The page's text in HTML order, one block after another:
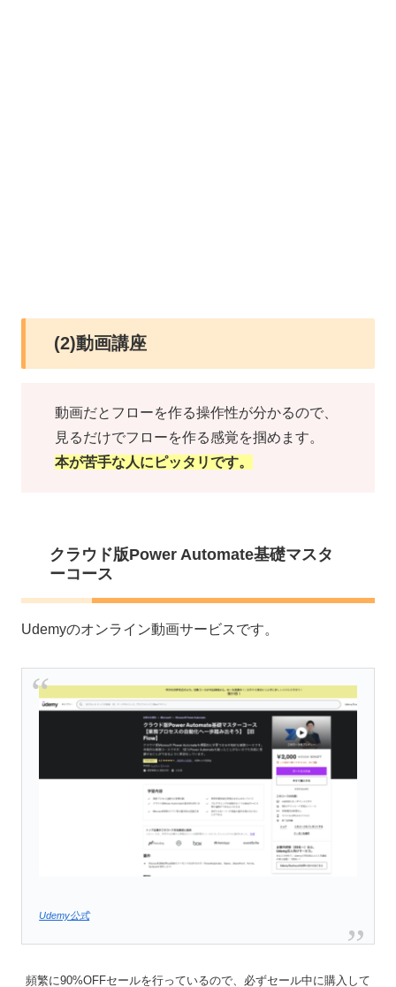
(2)動画講座
動画だとフローを作る操作性が分かるので、
見るだけでフローを作る感覚を掴めます。
本が苦手な人にピッタリです。
クラウド版Power Automate基礎マスタ
ーコース
Udemyのオンライン動画サービスです。
Udemy公式
頻繁に90%OFFセールを行っているので、必ずセール中に購入して